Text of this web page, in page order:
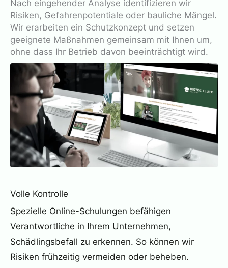
Nach eingehender Analyse identifizieren wir
Risiken, Gefahrenpotentiale oder bauliche Mängel.
Wir erarbeiten ein Schutzkonzept und setzen
geeignete Maßnahmen gemeinsam mit Ihnen um,
ohne dass Ihr Betrieb davon beeinträchtigt wird.
Volle Kontrolle
Spezielle Online-Schulungen befähigen
Verantwortliche in Ihrem Unternehmen,
Schädlingsbefall zu erkennen. So können wir
Risiken frühzeitig vermeiden oder beheben.